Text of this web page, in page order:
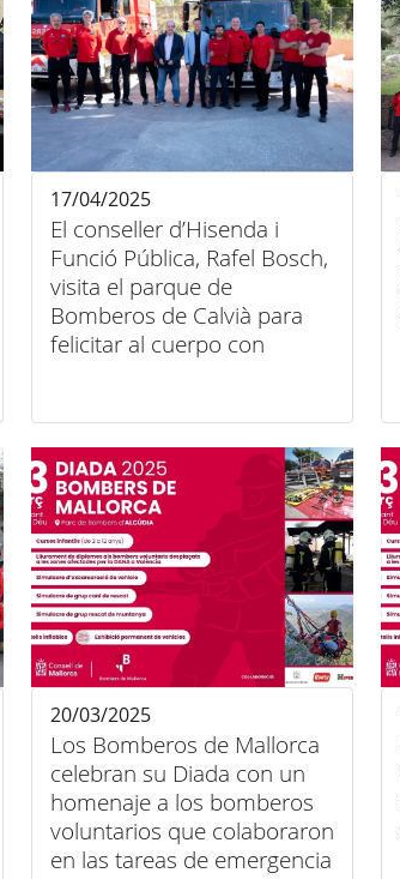
El conseller d’Hisenda i
Funció Pública, Rafel Bosch,
visita el parque de
Bomberos de Calvià para
felicitar al cuerpo con
17/04/2025
Los Bomberos de Mallorca
celebran su Diada con un
homenaje a los bomberos
voluntarios que colaboraron
en las tareas de emergencia
20/03/2025